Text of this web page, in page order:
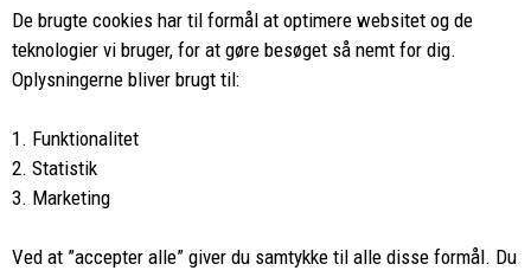
De brugte cookies har til formål at optimere websitet og de
teknologier vi bruger, for at gøre besøget så nemt for dig.
Oplysningerne bliver brugt til:
1. Funktionalitet
2. Statistik
3. Marketing
Ved at ”accepter alle” giver du samtykke til alle disse formål. Du
ved køb over 499,-*
8662 2113
Vi glæder os til at se dig